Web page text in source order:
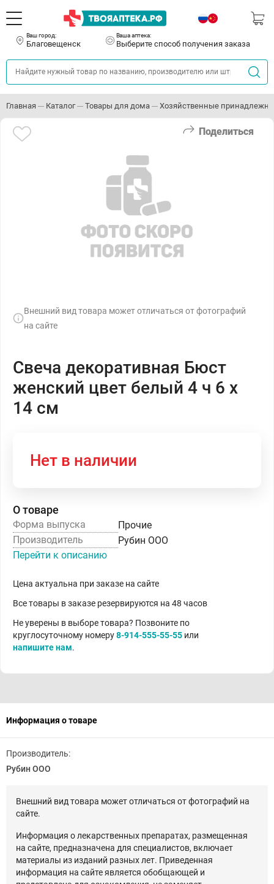
Ваш город:
Благовещенск
Ваша аптека:
Выберите способ получения заказа
Главная Каталог Товары для дома Хозяйственные
Поделиться
Внешний вид товара может отличаться от фотографий
на сайте
Свеча декоративная Бюст
женский цвет белый 4 ч 6 х
14 см
Нет в наличии
О товаре
Форма выпуска
Прочие
Производитель
Рубин ООО
Перейти к описанию
Цена актуальна при заказе на сайте
Все товары в заказе резервируются на 48 часов
Не уверены в выборе товара? Позвоните по
круглосуточному номеру8-914-555-55-55 или
напишите нам.
Информация о товаре
Производитель:
Рубин ООО
Внешний вид товара может отличаться от фотографий на
сайте.
Информация о лекарственных препаратах, размещенная
на сайте, предназначена для специалистов, включает
материалы из изданий разных лет. Приведенная
информация на сайте является обобщающей и